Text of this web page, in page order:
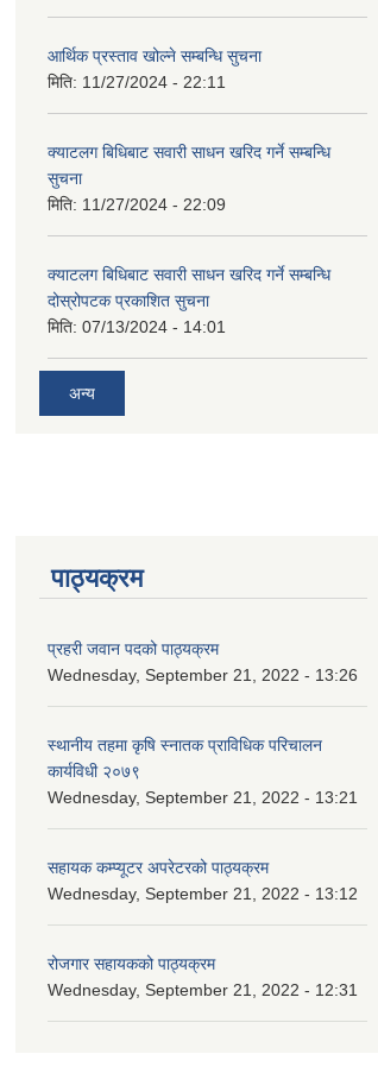
आर्थिक प्रस्ताव खोल्ने सम्बन्धि सुचना
मिति: 11/27/2024 - 22:11
क्याटलग बिधिबाट सवारी साधन खरिद गर्ने सम्बन्धि
सुचना
मिति: 11/27/2024 - 22:09
क्याटलग बिधिबाट सवारी साधन खरिद गर्ने सम्बन्धि
दोस्रोपटक प्रकाशित सुचना
मिति: 07/13/2024 - 14:01
अन्य
पाठ्यक्रम
प्रहरी जवान पदको पाठ्यक्रम
Wednesday, September 21, 2022 - 13:26
स्थानीय तहमा कृषि स्नातक प्राविधिक परिचालन
कार्यविधी २०७९
Wednesday, September 21, 2022 - 13:21
सहायक कम्प्यूटर अपरेटरको पाठ्यक्रम
Wednesday, September 21, 2022 - 13:12
रोजगार सहायकको पाठ्यक्रम
Wednesday, September 21, 2022 - 12:31